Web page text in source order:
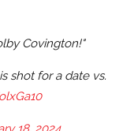
Covington!"
shot for a date vs.